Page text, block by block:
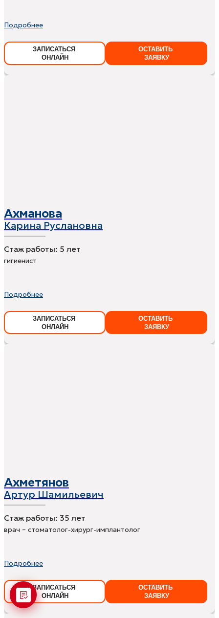
Подробнее
ЗАПИСАТЬСЯ
ОНЛАЙН
ОСТАВИТЬ
ЗАЯВКУ
Ахманова
Карина Руслановна
Стаж работы: 5 лет
гигиенист
Подробнее
ЗАПИСАТЬСЯ
ОНЛАЙН
ОСТАВИТЬ
ЗАЯВКУ
Ахметянов
Артур Шамильевич
Стаж работы: 35 лет
врач – стоматолог-хирург-имплантолог
Подробнее
ЗАПИСАТЬСЯ
ОНЛАЙН
ОСТАВИТЬ
ЗАЯВКУ